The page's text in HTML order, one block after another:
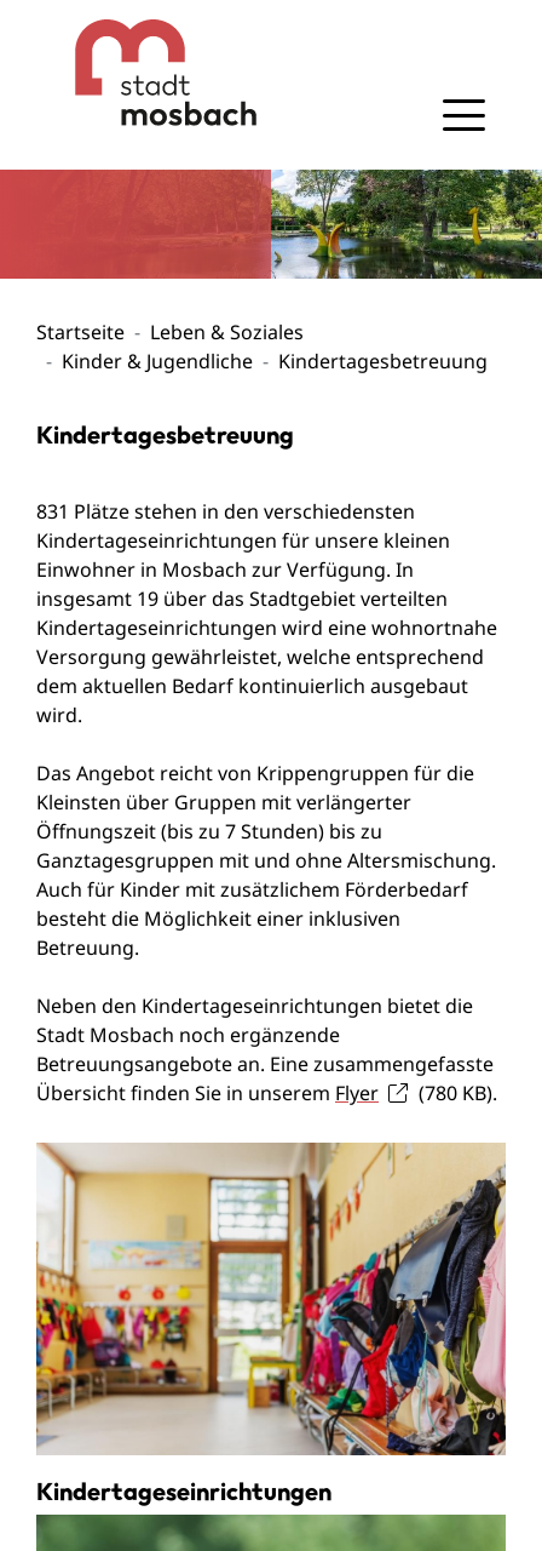
Gehe zum Navigationsbereich
Gehe zum Inhalt
Startseite
Leben & Soziales
Kinder & Jugendliche
Kindertagesbetreuung
Kindertagesbetreuung
831 Plätze stehen in den verschiedensten
Kindertageseinrichtungen für unsere kleinen
Einwohner in Mosbach zur Verfügung. In
insgesamt 19 über das Stadtgebiet verteilten
Kindertageseinrichtungen wird eine wohnortnahe
Versorgung gewährleistet, welche entsprechend
dem aktuellen Bedarf kontinuierlich ausgebaut
wird.
Das Angebot reicht von Krippengruppen für die
Kleinsten über Gruppen mit verlängerter
Öffnungszeit (bis zu 7 Stunden) bis zu
Ganztagesgruppen mit und ohne Altersmischung.
Auch für Kinder mit zusätzlichem Förderbedarf
besteht die Möglichkeit einer inklusiven
Betreuung.
Neben den Kindertageseinrichtungen bietet die
Stadt Mosbach noch ergänzende
Betreuungsangebote an. Eine zusammengefasste
Übersicht finden Sie in unserem Flyer (780 KB).
Kindertageseinrichtungen